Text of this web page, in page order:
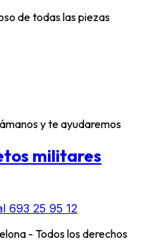
de todas las piezas
y te ayudaremos
militares
693 25 95 12
- Todos los derechos